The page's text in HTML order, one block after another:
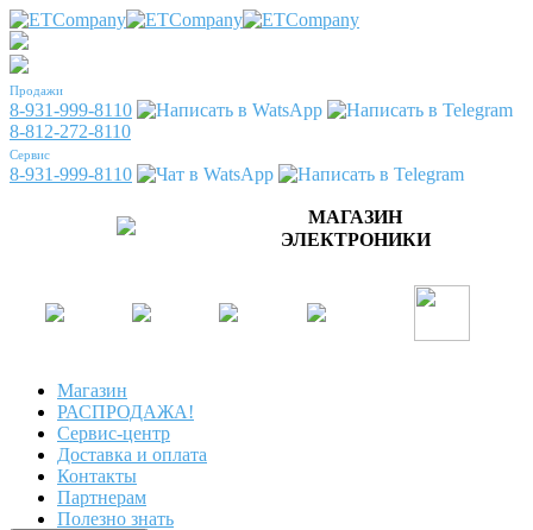
Продажи
8-931-999-8110
8-812-272-8110
Сервис
8-931-999-8110
МАГАЗИН
ЭЛЕКТРОНИКИ
Магазин
РАСПРОДАЖА!
Сервис-центр
Доставка и оплата
Контакты
Партнерам
Полезно знать